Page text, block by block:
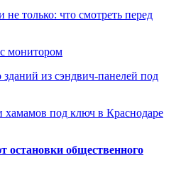
только: что смотреть перед
монитором
зданий из сэндвич-панелей под
хамамов под ключ в Краснодаре
остановки общественного